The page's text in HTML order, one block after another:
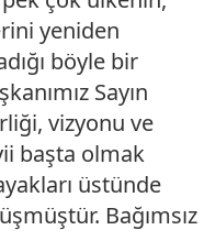
yeniden
böyle bir
Sayın
vizyonu ve
başta olmak
üstünde
Bağımsız